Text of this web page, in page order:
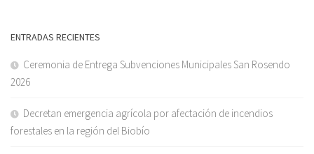
ENTRADAS RECIENTES
Ceremonia de Entrega Subvenciones Municipales San Rosendo
2026
Decretan emergencia agrícola por afectación de incendios
forestales en la región del Biobío